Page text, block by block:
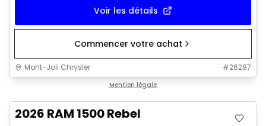
Voir les détails
Commencer votre achat
Mont-Joli Chrysler #26287
Mention légale
2026 RAM 1500 Rebel